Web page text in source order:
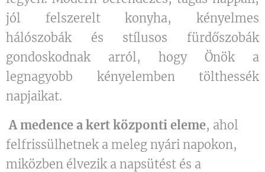
jól felszerelt konyha, kényelmes
hálószobák és stílusos fürdőszobák
gondoskodnak arról, hogy Önök a
legnagyobb kényelemben tölthessék
napjaikat.
A medence a kert központi eleme, ahol
felfrissülhetnek a meleg nyári napokon,
miközben élvezik a napsütést és a